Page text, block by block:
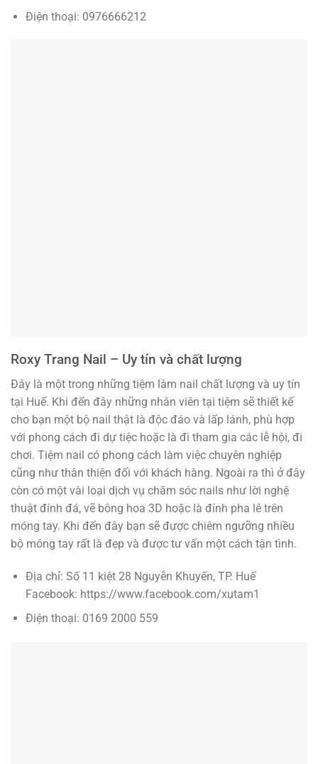
Điện thoại: 0976666212
Roxy Trang Nail – Uy tín và chất lượng
Đây là một trong những tiệm làm nail chất lượng và uy tín
tại Huế. Khi đến đây những nhân viên tại tiệm sẽ thiết kế
cho bạn một bộ nail thật là độc đáo và lấp lánh, phù hợp
với phong cách đi dự tiệc hoặc là đi tham gia các lễ hội, đi
chơi. Tiệm nail có phong cách làm việc chuyên nghiệp
cũng như thân thiện đối với khách hàng. Ngoài ra thì ở đây
còn có một vài loại dịch vụ chăm sóc nails như lời nghệ
thuật đính đá, vẽ bông hoa 3D hoặc là đính pha lê trên
móng tay. Khi đến đây bạn sẽ được chiêm ngưỡng nhiều
bộ móng tay rất là đẹp và được tư vấn một cách tận tình.
Địa chỉ: Số 11 kiệt 28 Nguyễn Khuyến, TP. Huế
Facebook: https://www.facebook.com/xutam1
Điện thoại: 0169 2000 559